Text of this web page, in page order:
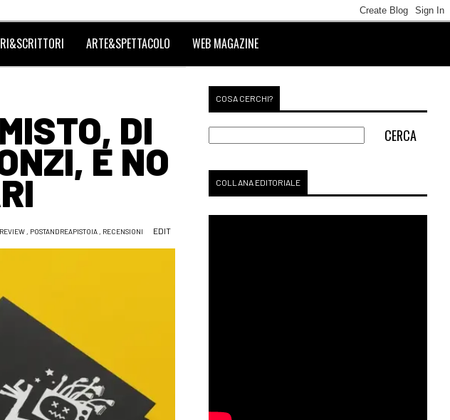
ARTE&SPETTACOLO WEB MAGAZINE
DI
E NO
, POSTANDREAPISTOIA , RECENSIONI EDIT
COSA CERCHI?
COLLANA EDITORIALE